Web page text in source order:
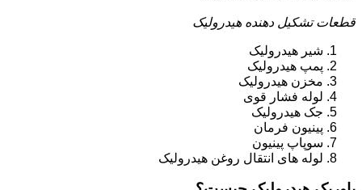
قطعات تشکیل دهنده هیدرولیک
شیر هیدرولیک
پمپ هیدرولیک
مخزن هیدرولیک
لوله فشار قوی
جک هیدرولیک
پینیون فرمان
سوپاپ پینیون
لوله های انتقال روغن هیدرولیک